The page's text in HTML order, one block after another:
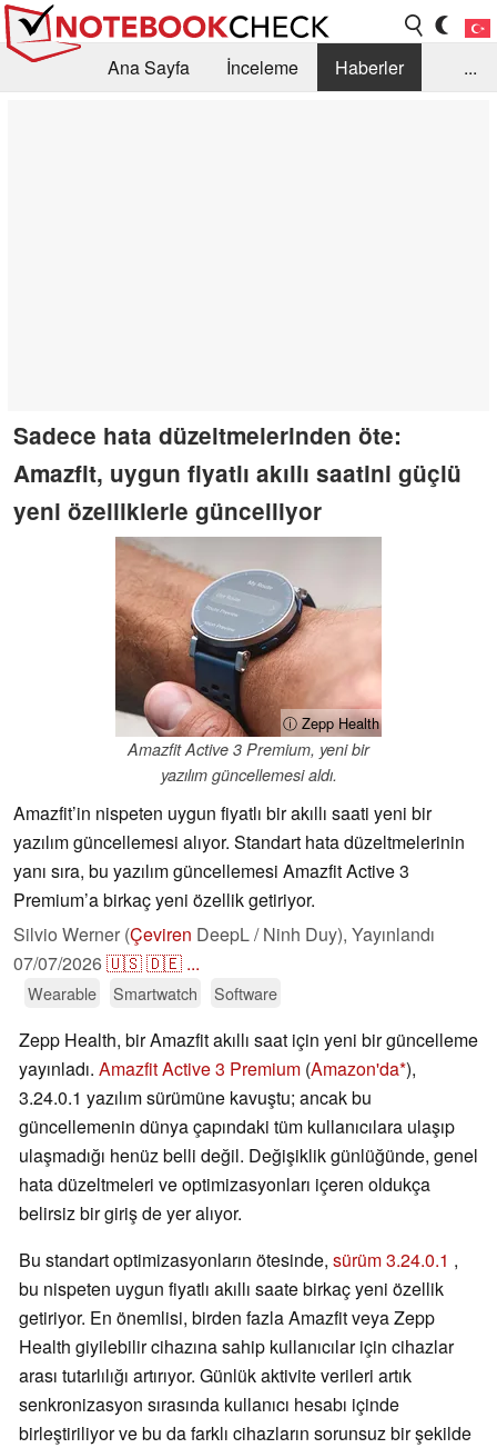
Ana Sayfa İnceleme
Haberler
...
Sadece hata düzeltmelerinden öte:
Amazfit, uygun fiyatlı akıllı saatini güçlü
yeni özelliklerle güncelliyor
ⓘ Zepp Health
Amazfit Active 3 Premium, yeni bir
yazılım güncellemesi aldı.
Amazfit’in nispeten uygun fiyatlı bir akıllı saati yeni bir
yazılım güncellemesi alıyor. Standart hata düzeltmelerinin
yanı sıra, bu yazılım güncellemesi Amazfit Active 3
Premium’a birkaç yeni özellik getiriyor.
Silvio Werner (Çeviren DeepL / Ninh Duy), Yayınlandı
07/07/2026🇺🇸🇩🇪 ...
Wearable Smartwatch Software
Zepp Health, bir Amazfit akıllı saat için yeni bir güncelleme
yayınladı. Amazfit Active 3 Premium (Amazon'da ),
3.24.0.1 yazılım sürümüne kavuştu; ancak bu
güncellemenin dünya çapındaki tüm kullanıcılara ulaşıp
ulaşmadığı henüz belli değil. Değişiklik günlüğünde, genel
hata düzeltmeleri ve optimizasyonları içeren oldukça
belirsiz bir giriş de yer alıyor.
Bu standart optimizasyonların ötesinde, sürüm 3.24.0.1 ,
bu nispeten uygun fiyatlı akıllı saate birkaç yeni özellik
getiriyor. En önemlisi, birden fazla Amazfit veya Zepp
Health giyilebilir cihazına sahip kullanıcılar için cihazlar
arası tutarlılığı artırıyor. Günlük aktivite verileri artık
senkronizasyon sırasında kullanıcı hesabı içinde
birleştiriliyor ve bu da farklı cihazların sorunsuz bir şekilde